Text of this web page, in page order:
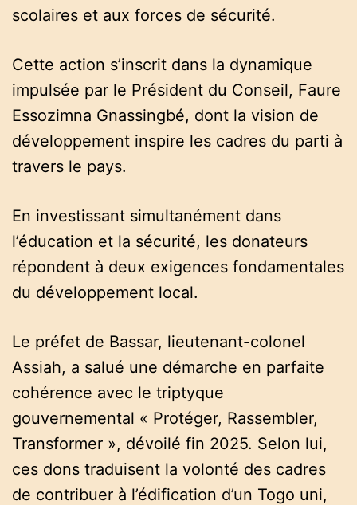
scolaires et aux forces de sécurité.
Cette action s’inscrit dans la dynamique
impulsée par le Président du Conseil, Faure
Essozimna Gnassingbé, dont la vision de
développement inspire les cadres du parti à
travers le pays.
En investissant simultanément dans
l’éducation et la sécurité, les donateurs
répondent à deux exigences fondamentales
du développement local.
Le préfet de Bassar, lieutenant-colonel
Assiah, a salué une démarche en parfaite
cohérence avec le triptyque
gouvernemental « Protéger, Rassembler,
Transformer », dévoilé fin 2025. Selon lui,
ces dons traduisent la volonté des cadres
de contribuer à l’édification d’un Togo uni,